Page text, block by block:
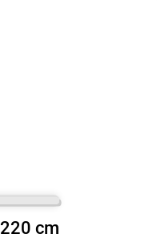
220 cm